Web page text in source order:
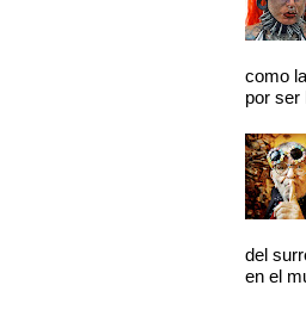
como
por ser
del
en el